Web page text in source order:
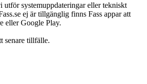
utför systemuppdateringar eller tekniskt
ej är tillgänglig finns Fass appar att
eller Google Play.
senare tillfälle.